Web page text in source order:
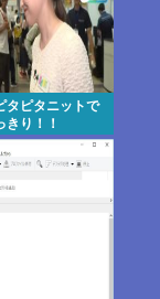
ピタニットで
きり！！